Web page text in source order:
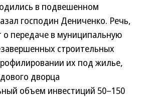
в подвешенном
господин Дениченко. Речь,
о передаче в муниципальную
строительных
их под жилье,
дворца
объем инвестиций 50–150